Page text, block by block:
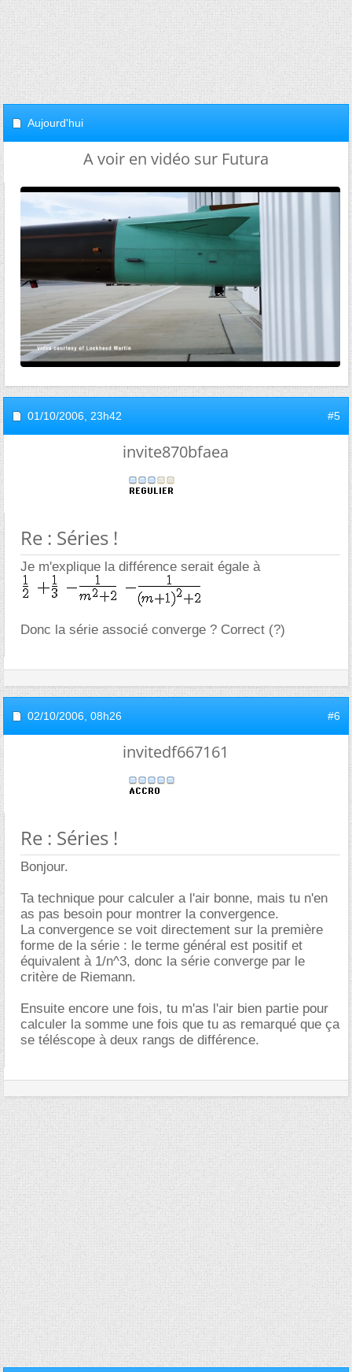
Aujourd'hui
A voir en vidéo sur Futura
01/10/2006, 23h42 #5
invite870bfaea
Re : Séries !
Je m'explique la différence serait égale à
Donc la série associé converge ? Correct (?)
02/10/2006, 08h26 #6
invitedf667161
Re : Séries !
Bonjour.
Ta technique pour calculer a l'air bonne, mais tu n'en
as pas besoin pour montrer la convergence.
La convergence se voit directement sur la première
forme de la série : le terme général est positif et
équivalent à 1/n^3, donc la série converge par le
critère de Riemann.
Ensuite encore une fois, tu m'as l'air bien partie pour
calculer la somme une fois que tu as remarqué que ça
se téléscope à deux rangs de différence.